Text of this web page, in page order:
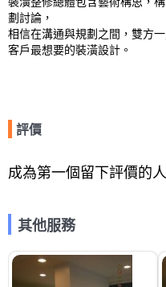
劃討論，
相信在溝通與規劃之間，雙方
客戶最想要的裝潢設計。
評價
成為第一個留下評價的人
其他服務